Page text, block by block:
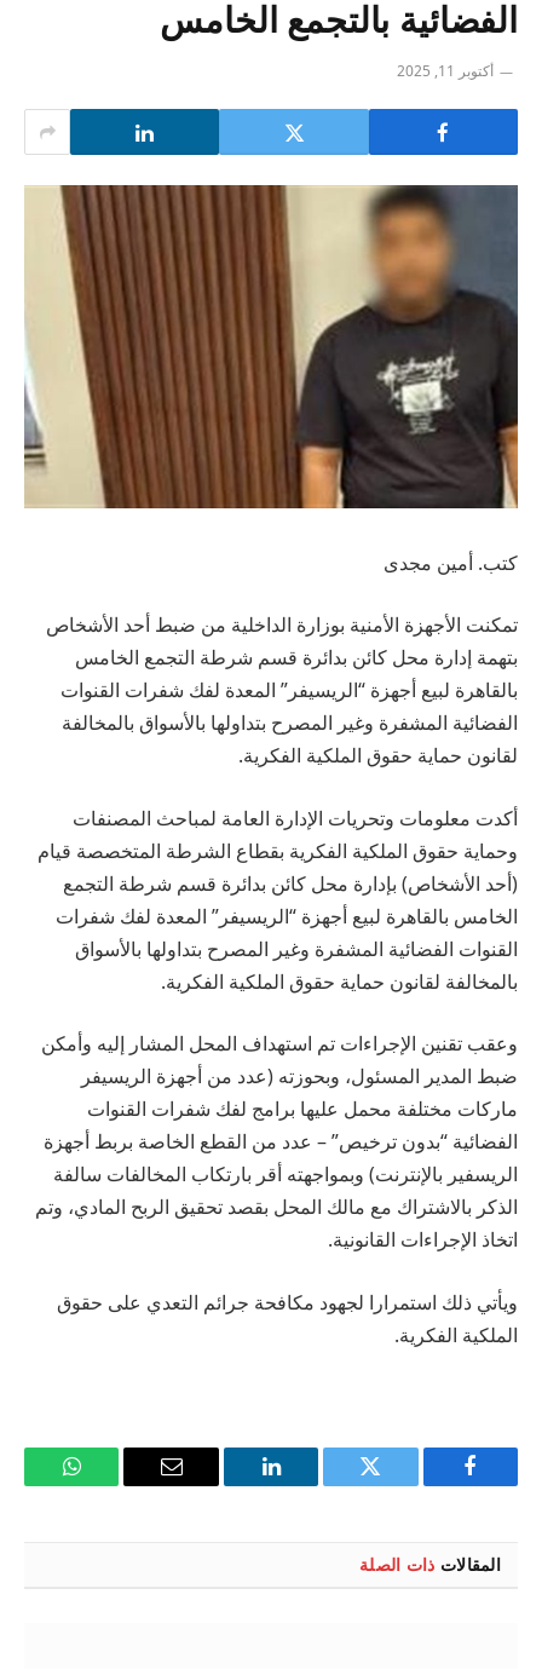
الفضائية بالتجمع الخامس
أكتوبر 11, 2025
كتب. أمين مجدى
تمكنت الأجهزة الأمنية بوزارة الداخلية من ضبط أحد الأشخاص
بتهمة إدارة محل كائن بدائرة قسم شرطة التجمع الخامس
بالقاهرة لبيع أجهزة “الريسيفر” المعدة لفك شفرات القنوات
الفضائية المشفرة وغير المصرح بتداولها بالأسواق بالمخالفة
لقانون حماية حقوق الملكية الفكرية.
أكدت معلومات وتحريات الإدارة العامة لمباحث المصنفات
وحماية حقوق الملكية الفكرية بقطاع الشرطة المتخصصة قيام
(أحد الأشخاص) بإدارة محل كائن بدائرة قسم شرطة التجمع
الخامس بالقاهرة لبيع أجهزة “الريسيفر” المعدة لفك شفرات
القنوات الفضائية المشفرة وغير المصرح بتداولها بالأسواق
بالمخالفة لقانون حماية حقوق الملكية الفكرية.
وعقب تقنين الإجراءات تم استهداف المحل المشار إليه وأمكن
ضبط المدير المسئول، وبحوزته (عدد من أجهزة الريسيفر
ماركات مختلفة محمل عليها برامج لفك شفرات القنوات
الفضائية “بدون ترخيص” – عدد من القطع الخاصة بربط أجهزة
الريسفير بالإنترنت) وبمواجهته أقر بارتكاب المخالفات سالفة
الذكر بالاشتراك مع مالك المحل بقصد تحقيق الربح المادي، وتم
اتخاذ الإجراءات القانونية.
ويأتي ذلك استمرارا لجهود مكافحة جرائم التعدي على حقوق
الملكية الفكرية.
فيسبوك تويتر لينكدإن
البريد
واتساب
المقالات ذات الصلة